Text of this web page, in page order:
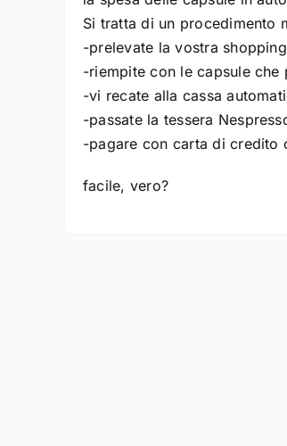
Si tratta di un procedimento
-prelevate la vostra
-riempite con le capsule che
-vi recate alla cassa
-passate la tessera
-pagare con carta di credito
facile, vero?